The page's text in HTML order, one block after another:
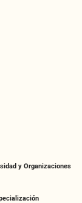
y Organizaciones